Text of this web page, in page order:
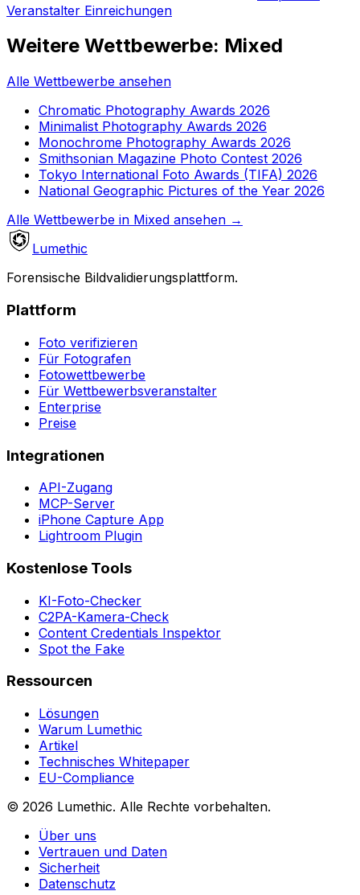
Veranstalter Einreichungen
Weitere Wettbewerbe: Mixed
Alle Wettbewerbe ansehen
Chromatic Photography Awards 2026
Minimalist Photography Awards 2026
Monochrome Photography Awards 2026
Smithsonian Magazine Photo Contest 2026
Tokyo International Foto Awards (TIFA) 2026
National Geographic Pictures of the Year 2026
Alle Wettbewerbe in Mixed ansehen →
Lumethic
Forensische Bildvalidierungsplattform.
Plattform
Foto verifizieren
Für Fotografen
Fotowettbewerbe
Für Wettbewerbsveranstalter
Enterprise
Preise
Integrationen
API-Zugang
MCP-Server
iPhone Capture App
Lightroom Plugin
Kostenlose Tools
KI-Foto-Checker
C2PA-Kamera-Check
Content Credentials Inspektor
Spot the Fake
Ressourcen
Lösungen
Warum Lumethic
Artikel
Technisches Whitepaper
EU-Compliance
© 2026 Lumethic. Alle Rechte vorbehalten.
Über uns
Vertrauen und Daten
Sicherheit
Datenschutz